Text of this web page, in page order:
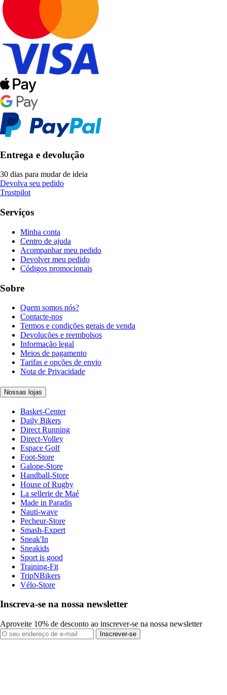
Entrega e devolução
30 dias para mudar de ideia
Devolva seu pedido
Trustpilot
Serviços
Minha conta
Centro de ajuda
Acompanhar meu pedido
Devolver meu pedido
Códigos promocionais
Sobre
Quem somos nós?
Contacte-nos
Termos e condições gerais de venda
Devoluções e reembolsos
Informação legal
Meios de pagamento
Tarifas e opções de envio
Nota de Privacidade
Nossas lojas
Basket-Center
Daily Bikers
Direct Running
Direct-Volley
Espace Golf
Foot-Store
Galope-Store
Handball-Store
House of Rugby
La sellerie de Maé
Made in Paradis
Nauti-wave
Pecheur-Store
Smash-Expert
Sneak'In
Sneakids
Sport is good
Training-Fit
TripNBikers
Vélo-Store
Inscreva-se na nossa newsletter
Aproveite 10% de desconto ao inscrever-se na nossa newsletter
Inscrever-se